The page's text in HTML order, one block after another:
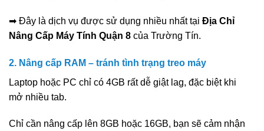
➡ Đây là dịch vụ được sử dụng nhiều nhất tại Địa Chỉ
Nâng Cấp Máy Tính Quận 8 của Trường Tín.
2. Nâng cấp RAM – tránh tình trạng treo máy
Laptop hoặc PC chỉ có 4GB rất dễ giật lag, đặc biệt khi
mở nhiều tab.
Chỉ cần nâng cấp lên 8GB hoặc 16GB, bạn sẽ cảm nhận